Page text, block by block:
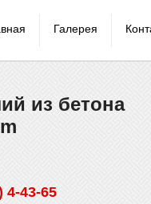
Галерея
из бетона
4-43-65